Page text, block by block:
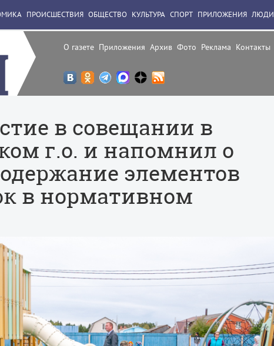
О газете Приложения Архив Фото Реклама Контакты
ПРОИСШЕСТВИЯ ОБЩЕСТВО КУЛЬТУРА СПОРТ ПРИЛОЖЕНИЯ ЛЮДИ
в совещании в
г.о. и напомнил о
элементов
в нормативном